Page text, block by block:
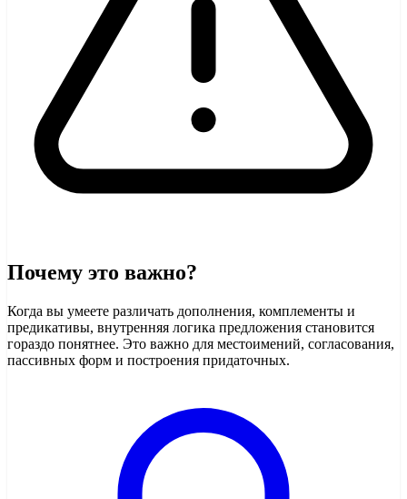
Почему это важно?
Когда вы умеете различать дополнения, комплементы и
предикативы, внутренняя логика предложения становится
гораздо понятнее. Это важно для местоимений, согласования,
пассивных форм и построения придаточных.